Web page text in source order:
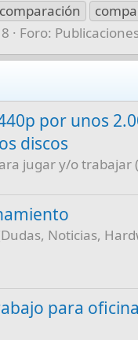
comparación
Foro:
por unos
discos
jugar y/o trabajar
Noticias,
para oficina